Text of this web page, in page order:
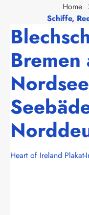
Home
Schiffe,
Bremen
Nordsee
Heart of Ireland